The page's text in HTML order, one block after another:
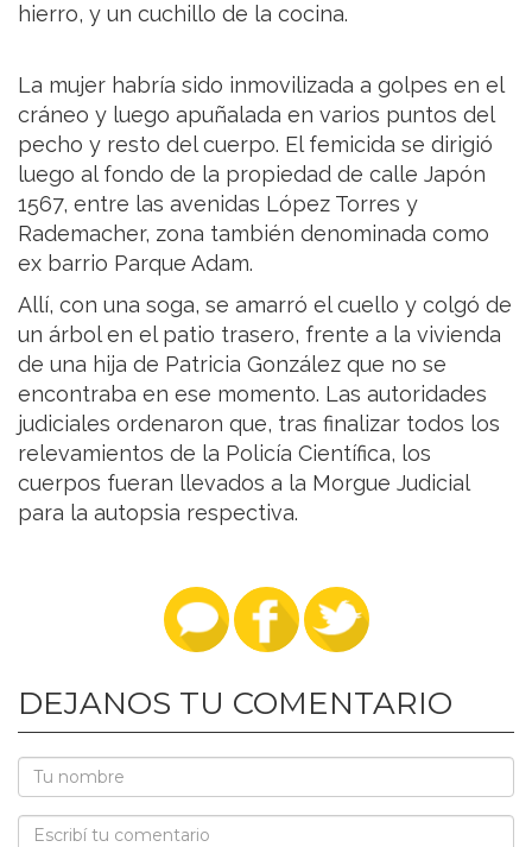
hierro, y un cuchillo de la cocina.
La mujer habría sido inmovilizada a golpes en el
cráneo y luego apuñalada en varios puntos del
pecho y resto del cuerpo. El femicida se dirigió
luego al fondo de la propiedad de calle Japón
1567, entre las avenidas López Torres y
Rademacher, zona también denominada como
ex barrio Parque Adam.
Allí, con una soga, se amarró el cuello y colgó de
un árbol en el patio trasero, frente a la vivienda
de una hija de Patricia González que no se
encontraba en ese momento. Las autoridades
judiciales ordenaron que, tras finalizar todos los
relevamientos de la Policía Científica, los
cuerpos fueran llevados a la Morgue Judicial
para la autopsia respectiva.
DEJANOS TU COMENTARIO